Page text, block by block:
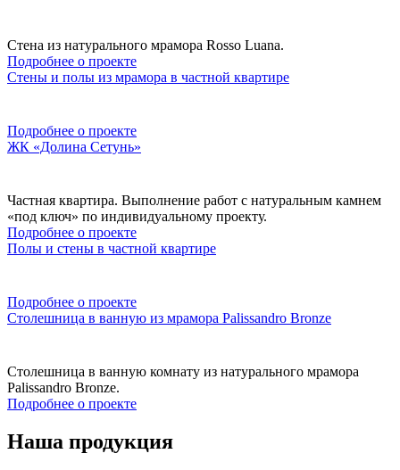
Стена из натурального мрамора Rosso Luana.
Подробнее о проекте
Стены и полы из мрамора в частной квартире
Подробнее о проекте
ЖК «Долина Сетунь»
Частная квартира. Выполнение работ с натуральным камнем
«под ключ» по индивидуальному проекту.
Подробнее о проекте
Полы и стены в частной квартире
Подробнее о проекте
Столешница в ванную из мрамора Palissandro Bronze
Столешница в ванную комнату из натурального мрамора
Palissandro Bronze.
Подробнее о проекте
Наша продукция